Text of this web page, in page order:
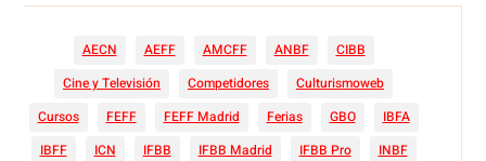
AECN AEFF AMCFF ANBF
CIBB
Cine y Televisión
Competidores
Culturismoweb
Cursos
FEFF FEFF Madrid Ferias GBO
IBFA
IBFF
ICN IFBB IFBB Madrid IFBB Pro
INBF